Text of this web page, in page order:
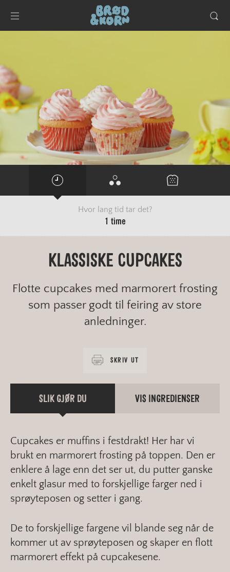
Hvor lang tid tar det?
1 time
KLASSISKE CUPCAKES
Flotte cupcakes med marmorert frosting
som passer godt til feiring av store
anledninger.
SKRIV UT
SLIK GJØR DU VIS INGREDIENSER
Cupcakes er muffins i festdrakt! Her har vi
brukt en marmorert frosting på toppen. Den er
enklere å lage enn det ser ut, du putter ganske
enkelt glasur med to forskjellige farger ned i
sprøyteposen og setter i gang.
De to forskjellige fargene vil blande seg når de
kommer ut av sprøyteposen og skaper en flott
marmorert effekt på cupcakesene.